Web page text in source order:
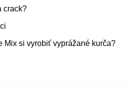
crack?
Mix si vyrobiť vyprážané kurča?